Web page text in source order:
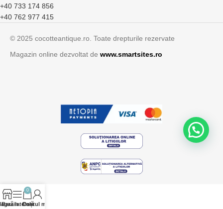
+40 733 174 856
+40 762 977 415
© 2025 cocotteantique.ro. Toate drepturile rezervate
Magazin online dezvoltat de www.smartsites.ro
Bară laterală
0
Coș
Contul meu